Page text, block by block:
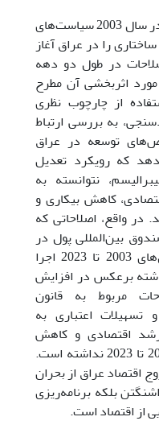
ایالات متحده پس از اشغال عراق در سال 2003 سیاست‌های
را در عراق آغاز
در طول دو دهه
اثربخشی آن مطرح
از چارچوب نظری
به بررسی ارتباط
توسعه در عراق
که رویکرد تعدیل
نتوانسته به
کاهش بیکاری و
در واقع، اصلاحاتی که
بین‌المللی پول در
نرخ ارز (دینار عراقی) طی سال‌های 2003 تا 2023 اجرا
برعکس در افزایش
مربوط به قانون
تسهیلات اعتباری به
رشد اقتصادی و کاهش
بیکاری در عراق طی سال‌های 2003 تا 2023 نداشته است.
اقتصاد عراق از بحران
بلکه برنامه‌ریزی
از اقتصاد است.